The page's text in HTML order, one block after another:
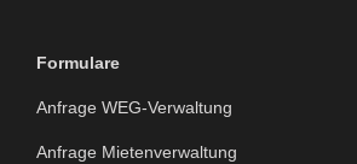
Formulare
Anfrage WEG-Verwaltung
Anfrage Mietenverwaltung